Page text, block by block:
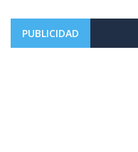
PUBLICIDAD